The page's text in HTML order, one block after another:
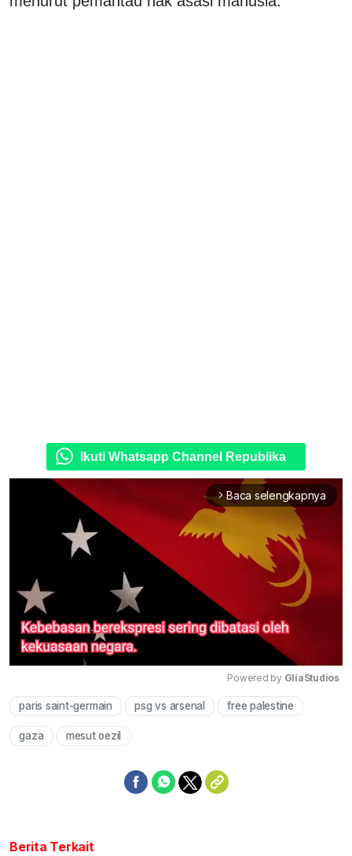
Ikuti Whatsapp Channel Republika
arrow_forward_ios Baca selengkapnya
Mute
Powered by GliaStudios
paris saint-germain psg vs arsenal free palestine
gaza mesut oezil
Berita Terkait